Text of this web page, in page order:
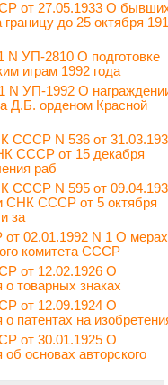
от 27.05.1933 О
до 25 октября
N УП-2810 О подготовке
играм 1992 года
N УП-1992 О
Д.Б. орденом Красной
СССР N 536 от
СССР от 15 декабря
раб
СССР N 595 от
СНК СССР от 5 октября
за
02.01.1992 N 1 О
комитета СССР
от 12.02.1926 О
товарных знаках
от 12.09.1924 О
патентах на
от 30.01.1925 О
основах авторского